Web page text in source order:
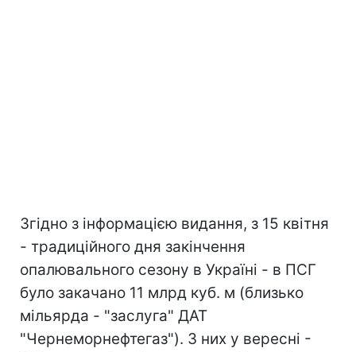
Згідно з інформацією видання, з 15 квітня
- традиційного дня закінчення
опалювального сезону в Україні - в ПСГ
було закачано 11 млрд куб. м (близько
мільярда - "заслуга" ДАТ
"Чернеморнефтегаз"). З них у вересні -